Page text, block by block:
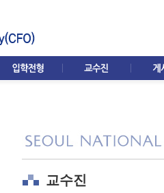
교수진